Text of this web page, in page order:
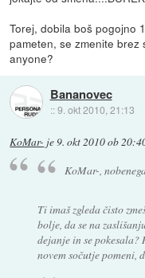
Torej, dobila boš pogojno
pameten, se zmenite brez
anyone?
Bananovec
::9. okt 2010, 21:13
KoMar- je9. okt 2010 ob
KoMar-,
Ti imaš zgleda čisto
bolje, da se na
dejanje in se pokesala?
novem sočutje pomeni,